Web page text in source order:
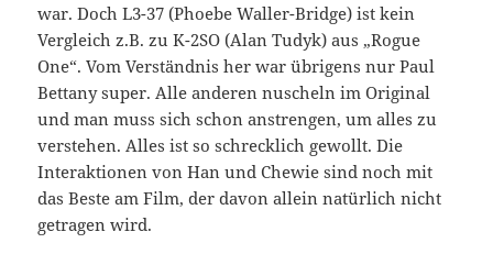
war. Doch L3-37 (Phoebe Waller-Bridge) ist kein
Vergleich z.B. zu K-2SO (Alan Tudyk) aus „Rogue
One“. Vom Verständnis her war übrigens nur Paul
Bettany super. Alle anderen nuscheln im Original
und man muss sich schon anstrengen, um alles zu
verstehen. Alles ist so schrecklich gewollt. Die
Interaktionen von Han und Chewie sind noch mit
das Beste am Film, der davon allein natürlich nicht
getragen wird.